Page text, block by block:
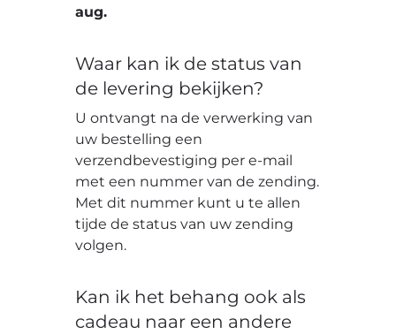
aug.
Waar kan ik de status van
de levering bekijken?
U ontvangt na de verwerking van
uw bestelling een
verzendbevestiging per e-mail
met een nummer van de zending.
Met dit nummer kunt u te allen
tijde de status van uw zending
volgen.
Kan ik het behang ook als
cadeau naar een andere